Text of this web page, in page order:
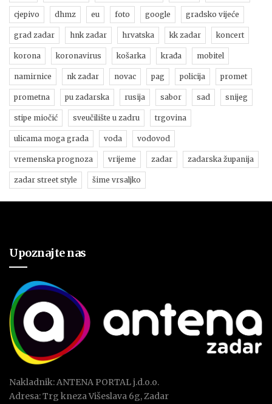
cjepivo dhmz eu foto google gradsko vijeće
grad zadar hnk zadar hrvatska kk zadar koncert
korona koronavirus košarka krađa mobitel
namirnice nk zadar novac pag policija promet
prometna pu zadarska rusija sabor sad snijeg
stipe miočić sveučilište u zadru trgovina
ulicama moga grada voda vodovod
vremenska prognoza vrijeme zadar zadarska županija
zadar street style šime vrsaljko
Upoznajte nas
Nakladnik: ANTENA PORTAL j.d.o.o.
Adresa: Trg kneza Višeslava 6g, Zadar